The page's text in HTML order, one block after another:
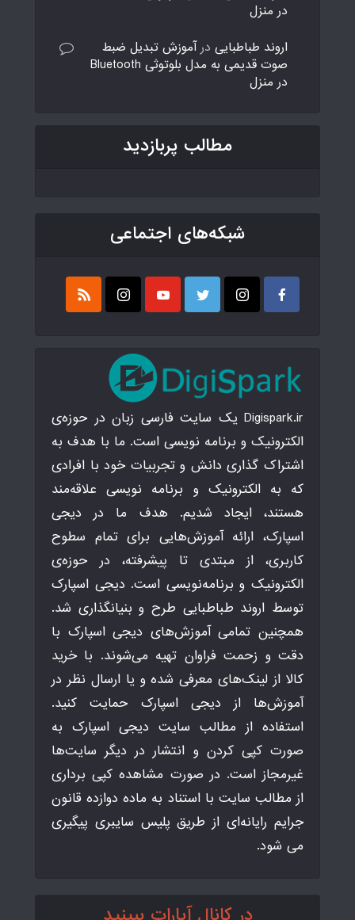
در منزل
اروند طباطبایی درآموزش تبدیل ضبط
صوت قدیمی به مدل بلوتوثی Bluetooth
در منزل
مطالب پربازدید
شبکه‌های اجتماعی
Digispark.ir یک سایت فارسی زبان در حوزه‌ی
الکترونیک و برنامه نویسی است. ما با هدف به
اشتراک گذاری دانش و تجربیات خود با افرادی
که به الکترونیک و برنامه نویسی علاقه‌مند
هستند، ایجاد شدیم. هدف ما در دیجی
اسپارک، ارائه آموزش‌هایی برای تمام سطوح
کاربری، از مبتدی تا پیشرفته، در حوزه‌ی
الکترونیک و برنامه‌نویسی است. دیجی اسپارک
توسط اروند طباطبایی طرح و بنیانگذاری شد.
همچنین تمامی آموزش‌های دیجی اسپارک با
دقت و زحمت فراوان تهیه می‌شوند. با خرید
کالا از لینک‌های معرفی شده و یا ارسال نظر در
آموزش‌ها از دیجی اسپارک حمایت کنید.
استفاده از مطالب سایت دیجی اسپارک به
صورت کپی کردن و انتشار در دیگر سایت‌ها
غیرمجاز است. در صورت مشاهده کپی برداری
از مطالب سایت با استناد به ماده دوازده قانون
جرایم رایانه‌ای از طریق پلیس سایبری پیگیری
می شود.